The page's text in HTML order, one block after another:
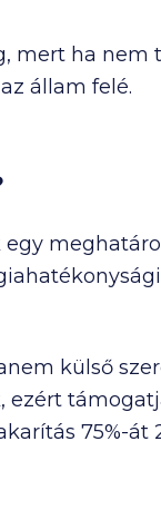
mert ha nem
állam felé.
külső
75%-